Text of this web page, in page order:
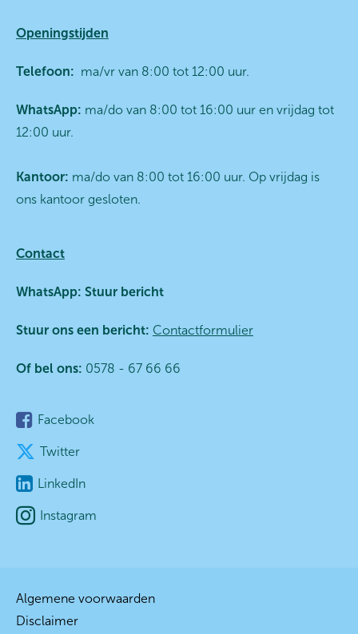
Openingstijden
Telefoon: ma/vr van 8:00 tot 12:00 uur.
WhatsApp: ma/do van 8:00 tot 16:00 uur en vrijdag tot
12:00 uur.
Kantoor: ma/do van 8:00 tot 16:00 uur. Op vrijdag is
ons kantoor gesloten.
Contact
WhatsApp: Stuur bericht
Stuur ons een bericht: Contactformulier
Of bel ons: 0578 - 67 66 66
Facebook
Twitter
LinkedIn
Instagram
Algemene voorwaarden
Disclaimer